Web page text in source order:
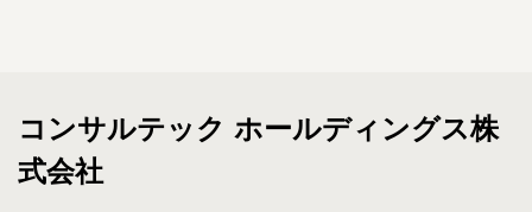
コンサルテック ホールディングス株
式会社